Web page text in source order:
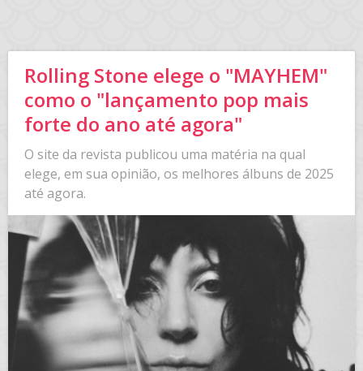
Rolling Stone elege o "MAYHEM"
como o "lançamento pop mais
forte do ano até agora"
O site da revista publicou uma matéria na qual
elege, em sua opinião, os melhores álbuns de 2025
até agora.